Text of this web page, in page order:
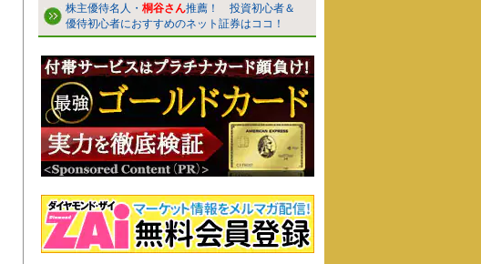
株主優待名人・ 桐谷さん推薦！ 投資初心者＆
優待初心者におすすめのネット証券はココ！